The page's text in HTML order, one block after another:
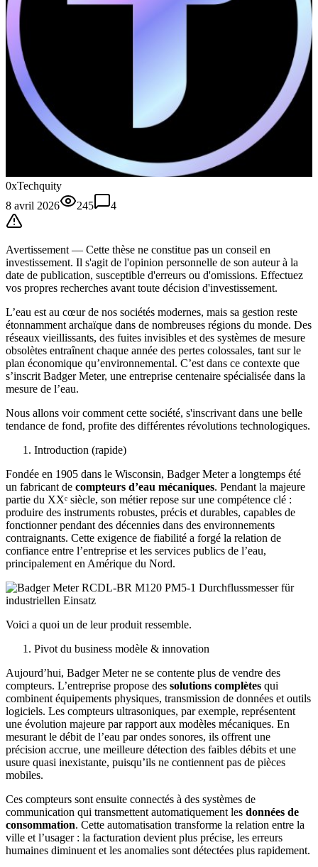
0xTechquity
8 avril 2026
245 4
Avertissement — Cette thèse ne constitue pas un conseil en
investissement. Il s'agit de l'opinion personnelle de son auteur à la
date de publication, susceptible d'erreurs ou d'omissions. Effectuez
vos propres recherches avant toute décision d'investissement.
L’eau est au cœur de nos sociétés modernes, mais sa gestion reste
étonnamment archaïque dans de nombreuses régions du monde. Des
réseaux vieillissants, des fuites invisibles et des systèmes de mesure
obsolètes entraînent chaque année des pertes colossales, tant sur le
plan économique qu’environnemental. C’est dans ce contexte que
s’inscrit Badger Meter, une entreprise centenaire spécialisée dans la
mesure de l’eau.
Nous allons voir comment cette société, s'inscrivant dans une belle
tendance de fond, profite des différentes révolutions technologiques.
Introduction (rapide)
Fondée en 1905 dans le Wisconsin, Badger Meter a longtemps été
un fabricant de compteurs d’eau mécaniques. Pendant la majeure
partie du XXᵉ siècle, son métier repose sur une compétence clé :
produire des instruments robustes, précis et durables, capables de
fonctionner pendant des décennies dans des environnements
contraignants. Cette exigence de fiabilité a forgé la relation de
confiance entre l’entreprise et les services publics de l’eau,
principalement en Amérique du Nord.
Voici a quoi un de leur produit ressemble.
Pivot du business modèle & innovation
Aujourd’hui, Badger Meter ne se contente plus de vendre des
compteurs. L’entreprise propose des solutions complètes qui
combinent équipements physiques, transmission de données et outils
logiciels. Les compteurs ultrasoniques, par exemple, représentent
une évolution majeure par rapport aux modèles mécaniques. En
mesurant le débit de l’eau par ondes sonores, ils offrent une
précision accrue, une meilleure détection des faibles débits et une
usure quasi inexistante, puisqu’ils ne contiennent pas de pièces
mobiles.
Ces compteurs sont ensuite connectés à des systèmes de
communication qui transmettent automatiquement les données de
consommation. Cette automatisation transforme la relation entre la
ville et l’usager : la facturation devient plus précise, les erreurs
humaines diminuent et les anomalies sont détectées plus rapidement.